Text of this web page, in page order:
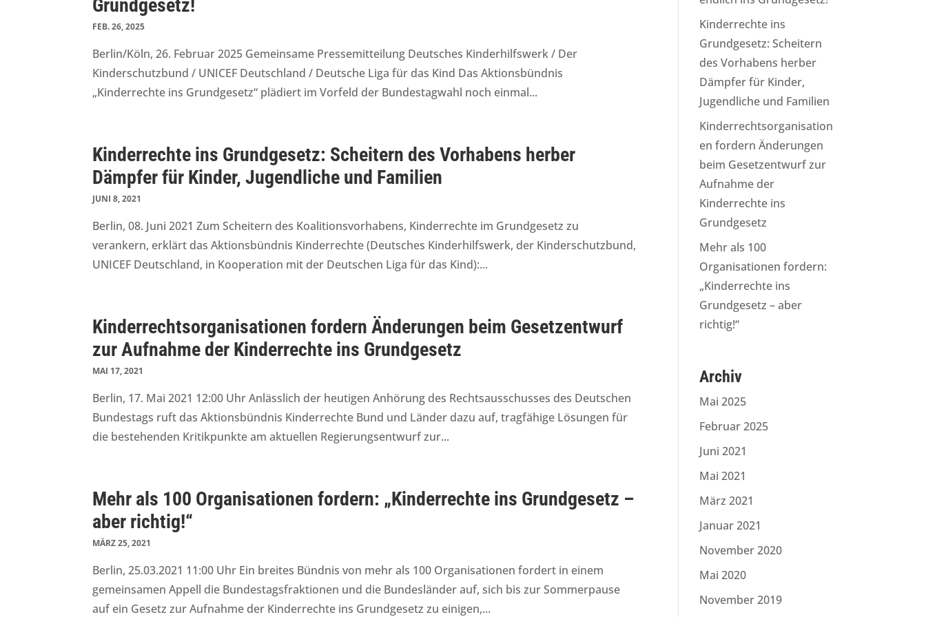
Grundgesetz!
FEB. 26, 2025
Berlin/Köln, 26. Februar 2025 Gemeinsame Pressemitteilung Deutsches Kinderhilfswerk / Der
Kinderschutzbund / UNICEF Deutschland / Deutsche Liga für das Kind Das Aktionsbündnis
„Kinderrechte ins Grundgesetz“ plädiert im Vorfeld der Bundestagwahl noch einmal...
Kinderrechte ins Grundgesetz: Scheitern des Vorhabens herber
Dämpfer für Kinder, Jugendliche und Familien
JUNI 8, 2021
Berlin, 08. Juni 2021 Zum Scheitern des Koalitionsvorhabens, Kinderrechte im Grundgesetz zu
verankern, erklärt das Aktionsbündnis Kinderrechte (Deutsches Kinderhilfswerk, der Kinderschutzbund,
UNICEF Deutschland, in Kooperation mit der Deutschen Liga für das Kind):...
Kinderrechtsorganisationen fordern Änderungen beim Gesetzentwurf
zur Aufnahme der Kinderrechte ins Grundgesetz
MAI 17, 2021
Berlin, 17. Mai 2021 12:00 Uhr Anlässlich der heutigen Anhörung des Rechtsausschusses des Deutschen
Bundestags ruft das Aktionsbündnis Kinderrechte Bund und Länder dazu auf, tragfähige Lösungen für
die bestehenden Kritikpunkte am aktuellen Regierungsentwurf zur...
Mehr als 100 Organisationen fordern: „Kinderrechte ins Grundgesetz –
aber richtig!“
MÄRZ 25, 2021
Berlin, 25.03.2021 11:00 Uhr Ein breites Bündnis von mehr als 100 Organisationen fordert in einem
gemeinsamen Appell die Bundestagsfraktionen und die Bundesländer auf, sich bis zur Sommerpause
auf ein Gesetz zur Aufnahme der Kinderrechte ins Grundgesetz zu einigen,...
Kinderrechte ins
Grundgesetz: Scheitern
des Vorhabens herber
Dämpfer für Kinder,
Jugendliche und Familien
Kinderrechtsorganisation
en fordern Änderungen
beim Gesetzentwurf zur
Aufnahme der
Kinderrechte ins
Grundgesetz
Mehr als 100
Organisationen fordern:
„Kinderrechte ins
Grundgesetz – aber
richtig!“
Archiv
Mai 2025
Februar 2025
Juni 2021
Mai 2021
März 2021
Januar 2021
November 2020
Mai 2020
November 2019